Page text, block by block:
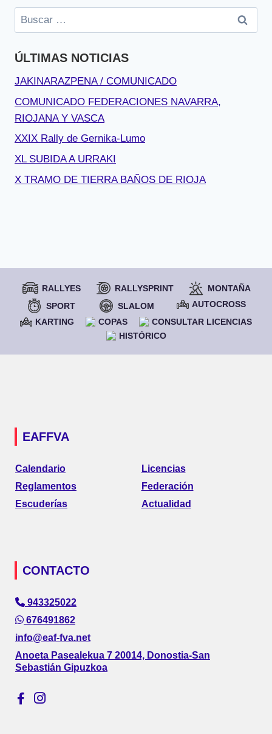
Buscar:
ÚLTIMAS NOTICIAS
JAKINARAZPENA / COMUNICADO
COMUNICADO FEDERACIONES NAVARRA,
RIOJANA Y VASCA
XXIX Rally de Gernika-Lumo
XL SUBIDA A URRAKI
X TRAMO DE TIERRA BAÑOS DE RIOJA
RALLYES RALLYSPRINT
MONTAÑA
SPORT
SLALOM
AUTOCROSS
KARTING
COPAS
CONSULTAR LICENCIAS
HISTÓRICO
EAFFVA
Calendario
Reglamentos
Escuderías
Licencias
Federación
Actualidad
CONTACTO
943325022
676491862
info@eaf-fva.net
Anoeta Pasealekua 7 20014, Donostia-San
Sebastián Gipuzkoa